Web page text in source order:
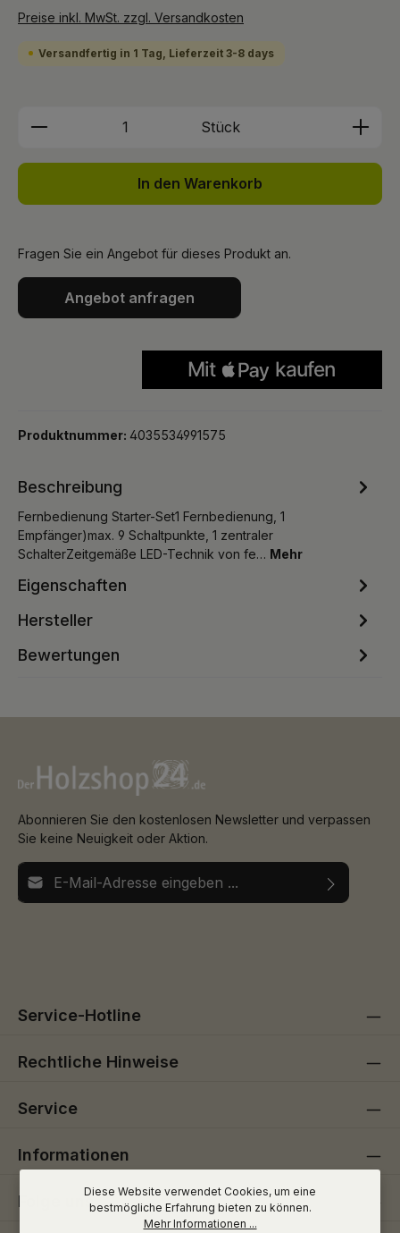
Preise inkl. MwSt. zzgl. Versandkosten
Versandfertig in 1 Tag, Lieferzeit 3-8 days
Produkt Anzahl: Gib den
Stück
In den Warenkorb
Fragen Sie ein Angebot für dieses Produkt an.
Angebot anfragen
Produktnummer: 4035534991575
Beschreibung
Fernbedienung Starter-Set1 Fernbedienung, 1
Empfänger)max. 9 Schaltpunkte, 1 zentraler
SchalterZeitgemäße LED-Technik von fe… Mehr
Eigenschaften
Hersteller
Bewertungen
Abonnieren Sie den kostenlosen Newsletter und verpassen
Sie keine Neuigkeit oder Aktion.
E-Mail-Adresse*
Service-Hotline
Rechtliche Hinweise
Service
Informationen
Folge uns
Diese Website verwendet Cookies, um eine
bestmögliche Erfahrung bieten zu können.
Mehr Informationen ...